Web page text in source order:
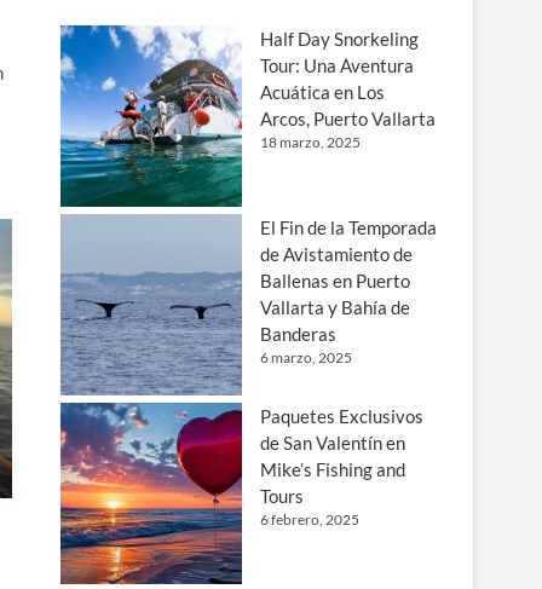
Half Day Snorkeling
Tour: Una Aventura
Acuática en Los
Arcos, Puerto Vallarta
18 marzo, 2025
El Fin de la Temporada
de Avistamiento de
Ballenas en Puerto
Vallarta y Bahía de
Banderas
6 marzo, 2025
Paquetes Exclusivos
de San Valentín en
Mike’s Fishing and
Tours
6 febrero, 2025